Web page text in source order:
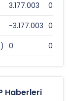
3.177.003 0
-3.177.003 0
0 0
Haberleri